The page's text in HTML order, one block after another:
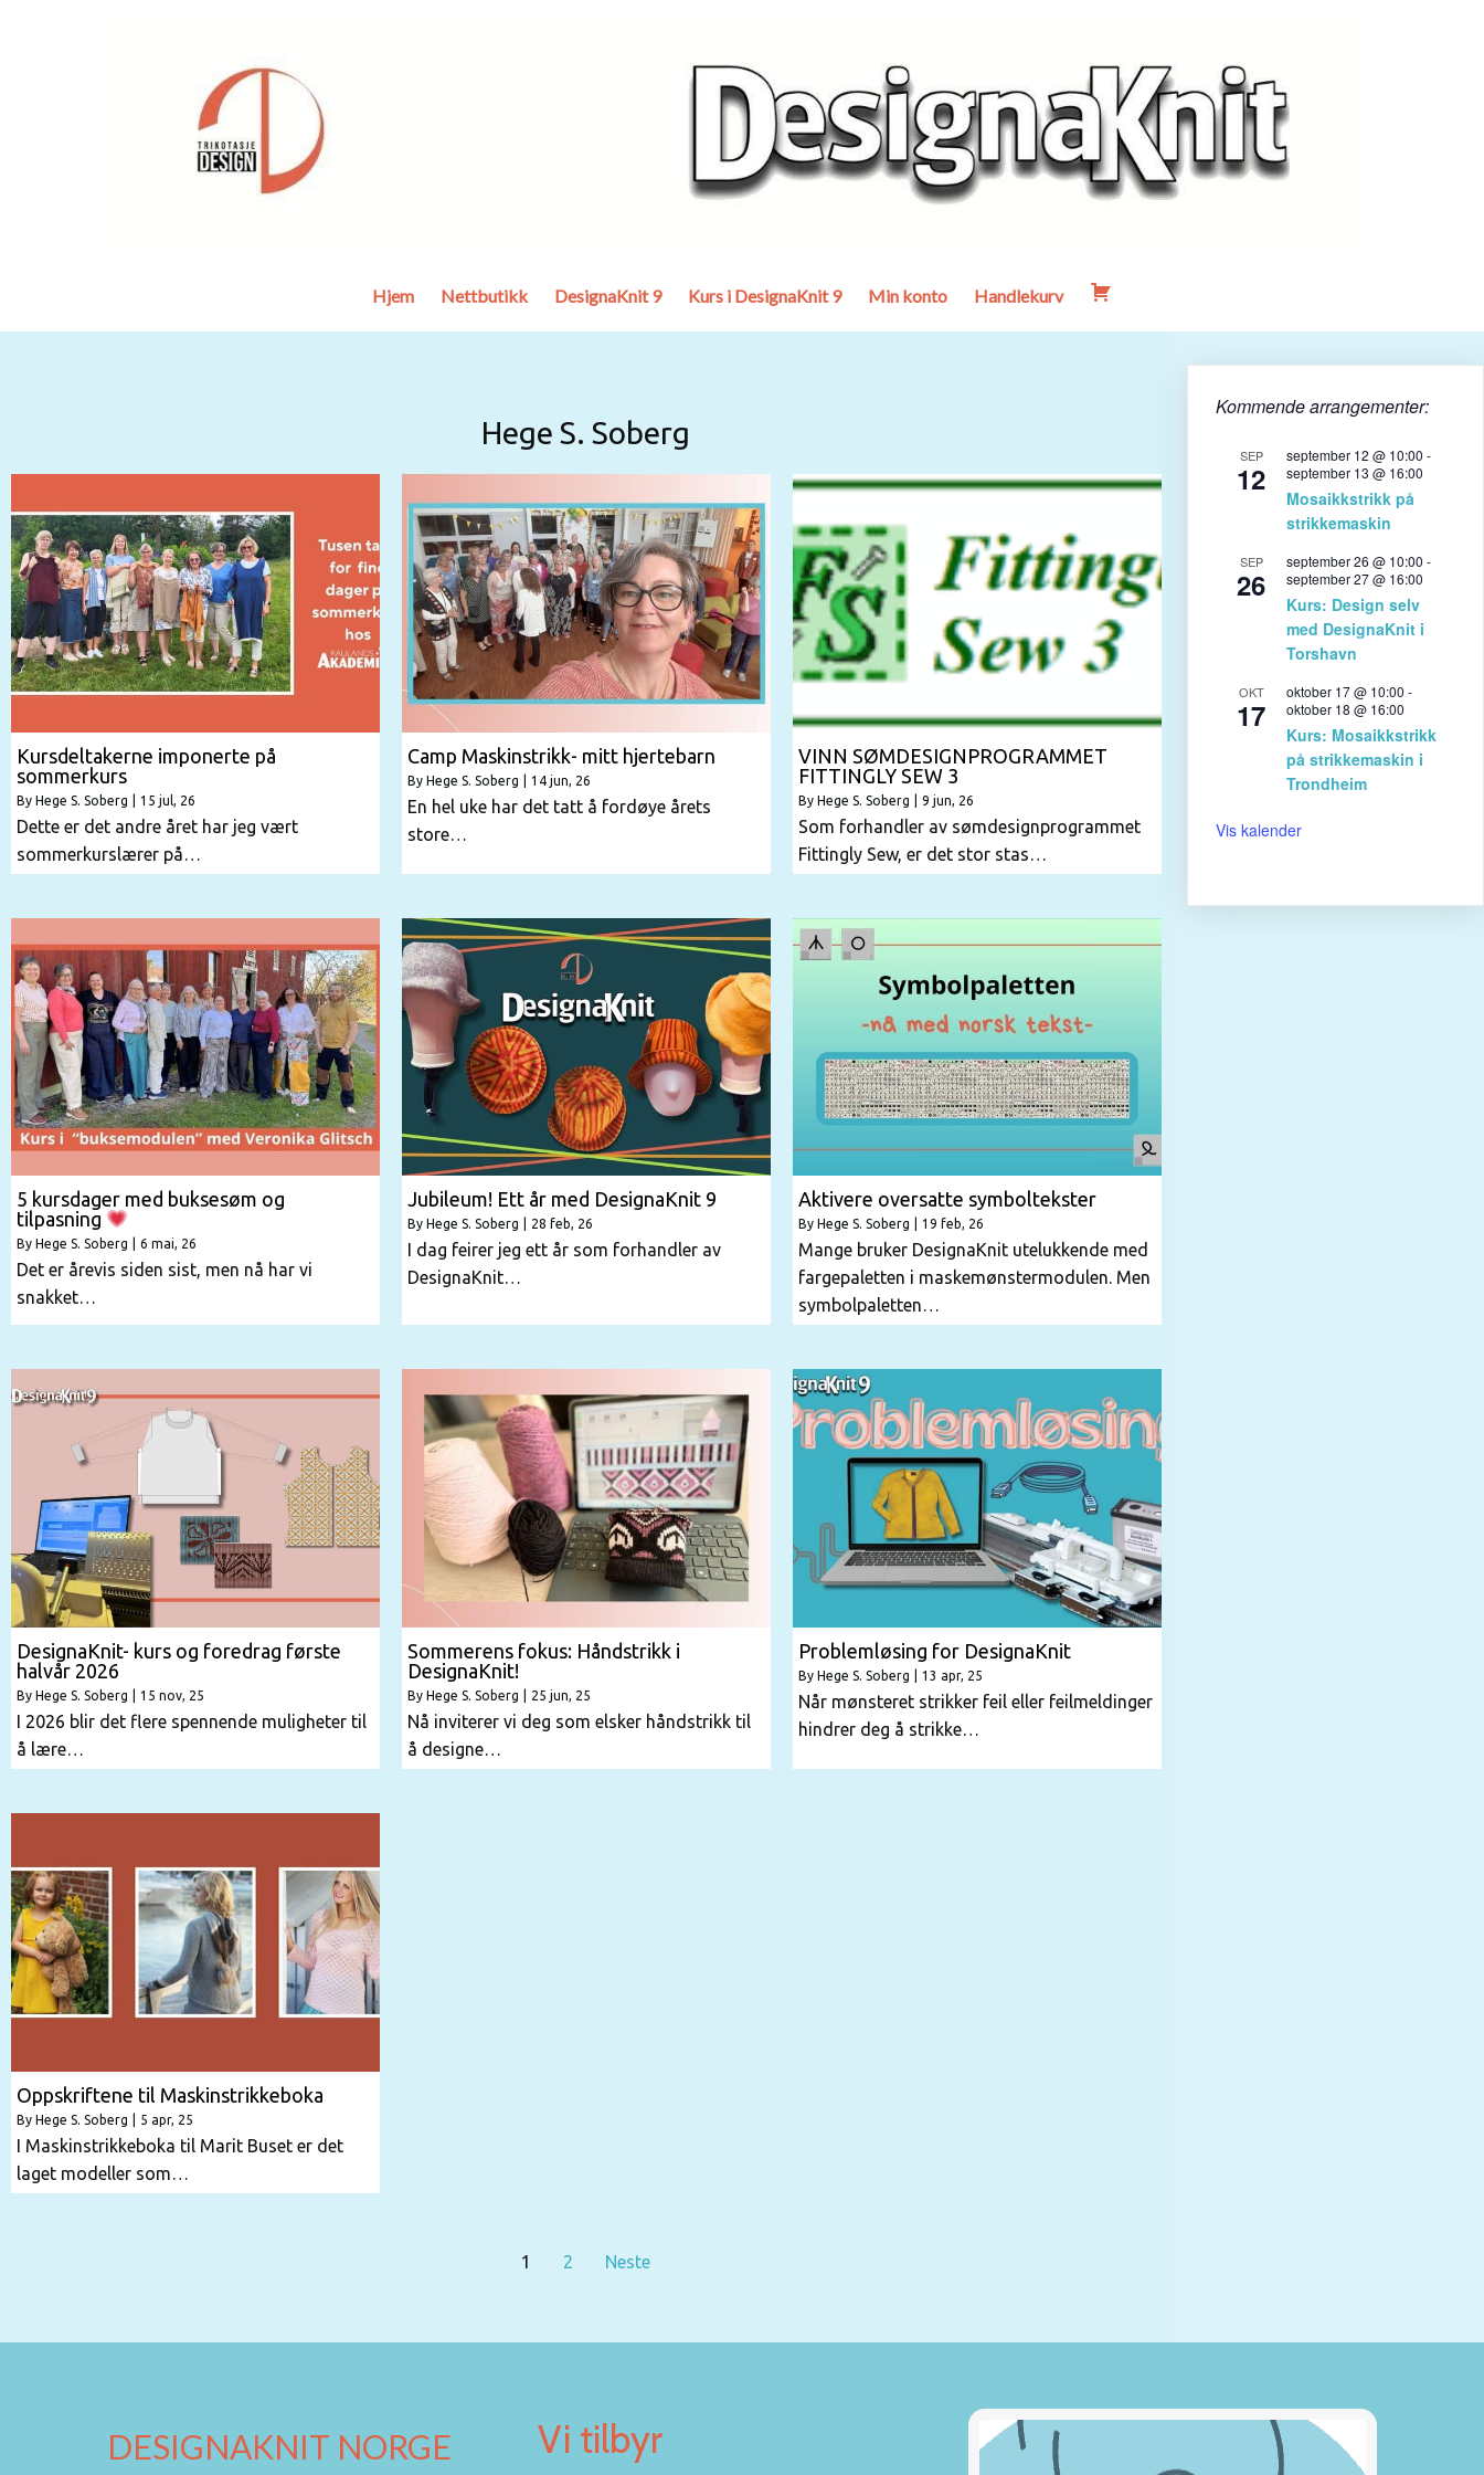
Hjem Nettbutikk DesignaKnit 9 Kurs i DesignaKnit 9 Min konto Handlekurv
Hege S. Soberg
Kursdeltakerne imponerte på
sommerkurs
By Hege S. Soberg 15 jul, 26
Dette er det andre året har jeg vært
sommerkurslærer på…
Camp Maskinstrikk- mitt hjertebarn
By Hege S. Soberg 14 jun, 26
En hel uke har det tatt å fordøye årets
store…
VINN SØMDESIGNPROGRAMMET
FITTINGLY SEW 3
By Hege S. Soberg 9 jun, 26
Som forhandler av sømdesignprogrammet
Fittingly Sew, er det stor stas…
5 kursdager med buksesøm og
tilpasning
By Hege S. Soberg 6 mai, 26
Det er årevis siden sist, men nå har vi
snakket…
Jubileum! Ett år med DesignaKnit 9
By Hege S. Soberg 28 feb, 26
I dag feirer jeg ett år som forhandler av
DesignaKnit…
Aktivere oversatte symboltekster
By Hege S. Soberg 19 feb, 26
Mange bruker DesignaKnit utelukkende med
fargepaletten i maskemønstermodulen. Men
symbolpaletten…
DesignaKnit- kurs og foredrag første
halvår 2026
By Hege S. Soberg 15 nov, 25
I 2026 blir det flere spennende muligheter til
å lære…
Sommerens fokus: Håndstrikk i
DesignaKnit!
By Hege S. Soberg 25 jun, 25
Nå inviterer vi deg som elsker håndstrikk til
å designe…
Problemløsing for DesignaKnit
By Hege S. Soberg 13 apr, 25
Når mønsteret strikker feil eller feilmeldinger
hindrer deg å strikke…
Oppskriftene til Maskinstrikkeboka
By Hege S. Soberg 5 apr, 25
I Maskinstrikkeboka til Marit Buset er det
laget modeller som…
1 2 Neste
Kommende arrangementer:
SEP
12
september 12 @ 10:00 -
september 13 @ 16:00
Mosaikkstrikk på
strikkemaskin
SEP
26
september 26 @ 10:00 -
september 27 @ 16:00
Kurs: Design selv
med DesignaKnit i
Torshavn
OKT
17
oktober 17 @ 10:00 -
oktober 18 @ 16:00
Kurs: Mosaikkstrikk
på strikkemaskin i
Trondheim
Vis kalender
DESIGNAKNIT NORGE Vi tilbyr